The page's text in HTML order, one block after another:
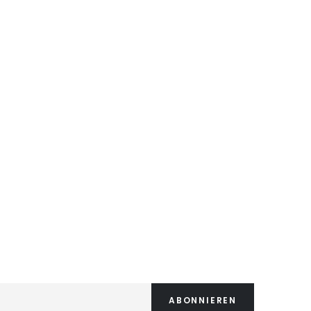
ABONNIEREN